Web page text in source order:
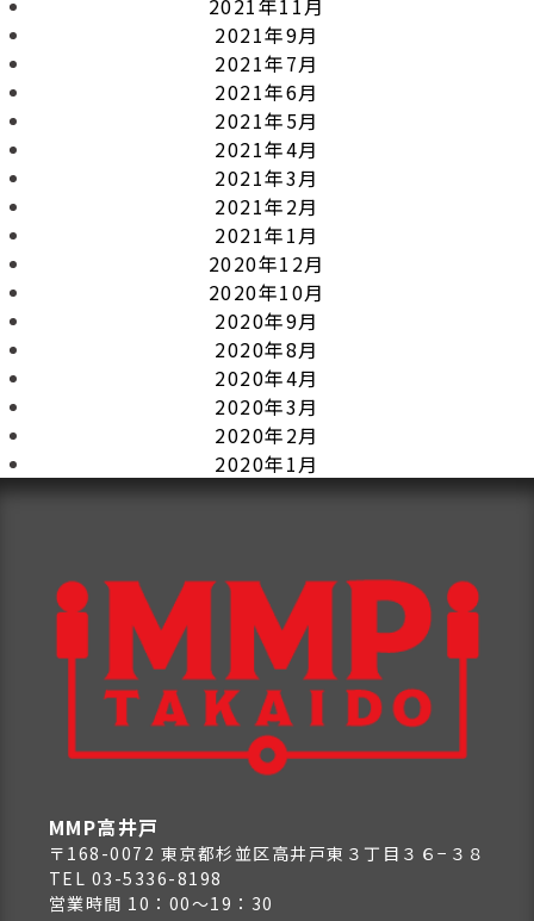
2021年11月
2021年9月
2021年7月
2021年6月
2021年5月
2021年4月
2021年3月
2021年2月
2021年1月
2020年12月
2020年10月
2020年9月
2020年8月
2020年4月
2020年3月
2020年2月
2020年1月
MMP高井戸
〒168-0072 東京都杉並区高井戸東３丁目３６−３８
TEL 03-5336-8198
営業時間 10：00～19：30